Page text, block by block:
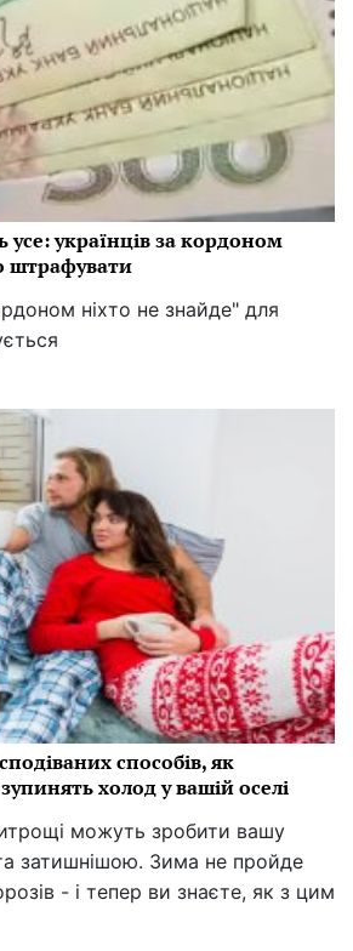
усе: українців за кордоном
штрафувати
ніхто не знайде" для
способів, як
холод у вашій оселі
можуть зробити вашу
затишнішою. Зима не пройде
- і тепер ви знаєте, як з цим